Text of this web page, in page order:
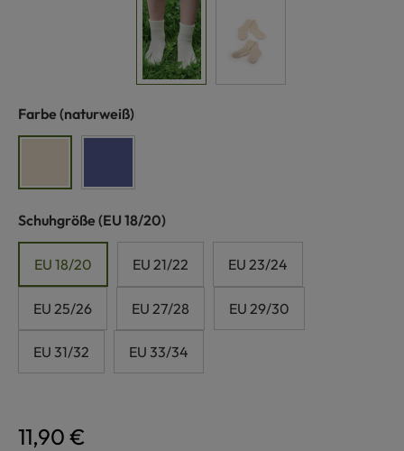
Farbe auswählen
(naturweiß)
Schuhgröße auswählen
(EU 18/20)
EU 18/20 EU 21/22 EU 23/24
EU 25/26 EU 27/28 EU 29/30
EU 31/32 EU 33/34
11,90 €